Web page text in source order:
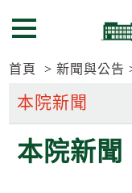
到
要
區
到
要
區
選單按鈕
首頁 新聞與公告
本院新聞